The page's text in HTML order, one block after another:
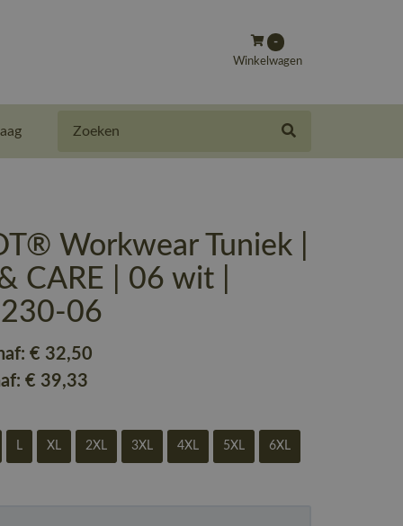
-
Winkelwagen
Workwear Tuniek |
CARE | 06 wit |
06
€ 32,50
€ 39,33
L XL 2XL 3XL 4XL 5XL 6XL